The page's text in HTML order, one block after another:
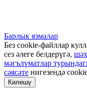
Барлык язмалар
Без cookie-файллар
сез әлеге белдерүгә,
мәгълүматлар
сәясәте нигезендә
Килешү